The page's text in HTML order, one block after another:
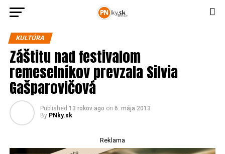
KULTÚRA
Záštitu nad festivalom
remeselníkov prevzala Silvia
Gašparovičová
Published 13 rokov ago on 6. mája 2013
By PNky.sk
Reklama